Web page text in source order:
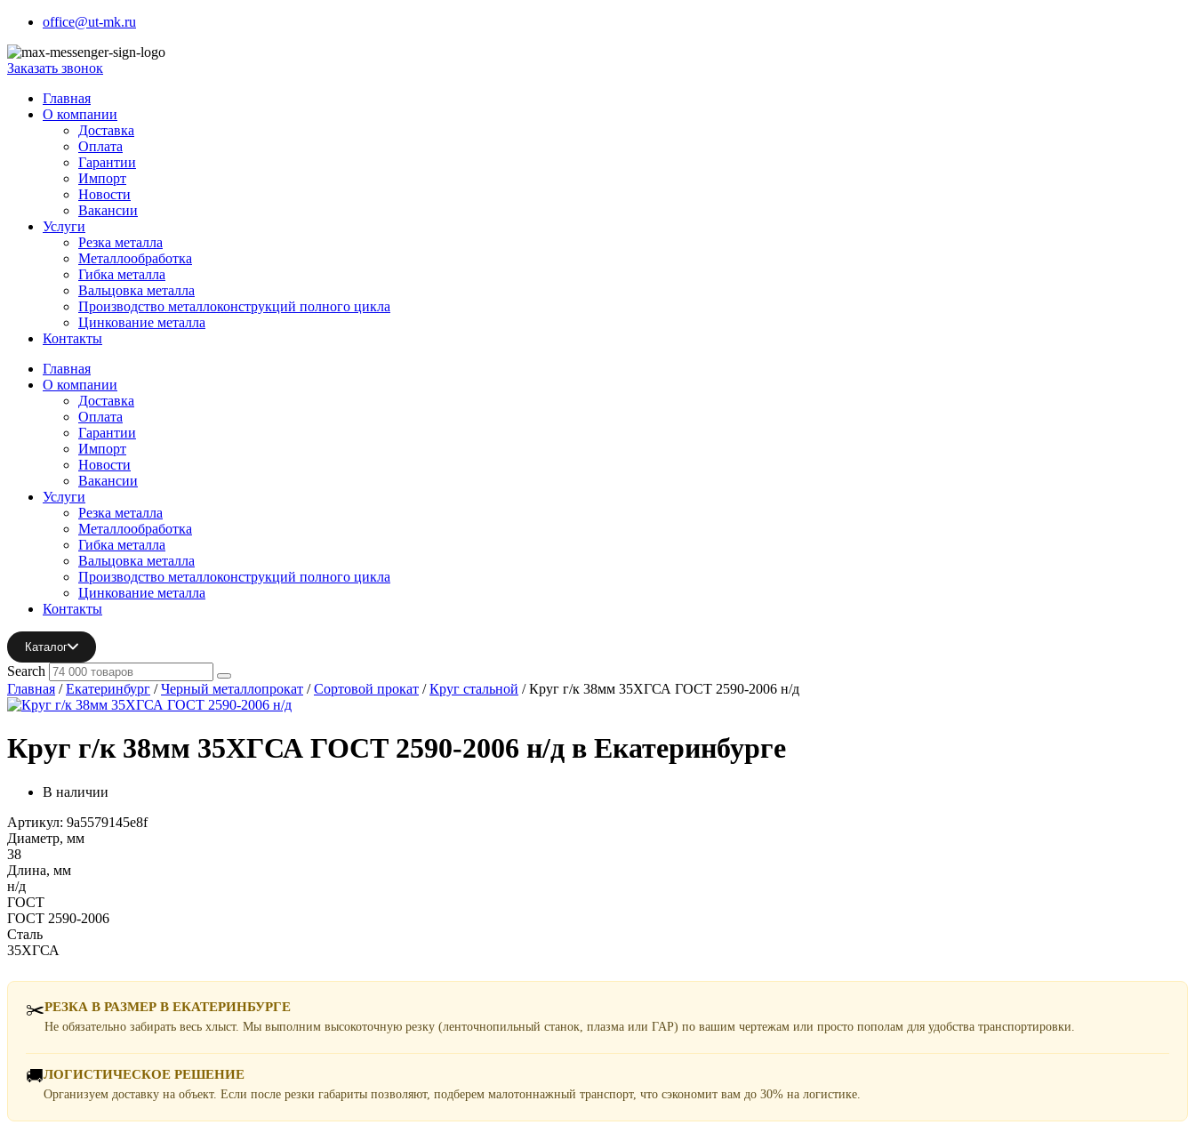
office@ut-mk.ru
Заказать звонок
Главная
О компании
Доставка
Оплата
Гарантии
Импорт
Новости
Вакансии
Услуги
Резка металла
Металлообработка
Гибка металла
Вальцовка металла
Производство металлоконструкций полного цикла
Цинкование металла
Контакты
Главная
О компании
Доставка
Оплата
Гарантии
Импорт
Новости
Вакансии
Услуги
Резка металла
Металлообработка
Гибка металла
Вальцовка металла
Производство металлоконструкций полного цикла
Цинкование металла
Контакты
Каталог
Search
Главная /Екатеринбург /Черный металлопрокат /Сортовой прокат /Круг стальной / Круг г/к 38мм 35ХГСА ГОСТ 2590-2006 н/д
Круг г/к 38мм 35ХГСА ГОСТ 2590-2006 н/д в Екатеринбурге
В наличии
Артикул: 9a5579145e8f
Диаметр, мм
38
Длина, мм
н/д
ГОСТ
ГОСТ 2590-2006
Сталь
35ХГСА
✂️РЕЗКА В РАЗМЕР В ЕКАТЕРИНБУРГЕ
Не обязательно забирать весь хлыст. Мы выполним высокоточную резку (ленточнопильный станок, плазма или ГАР) по вашим чертежам или просто пополам для удобства транспортировки.
🚚ЛОГИСТИЧЕСКОЕ РЕШЕНИЕ
Организуем доставку на объект. Если после резки габариты позволяют, подберем малотоннажный транспорт, что сэкономит вам до 30% на логистике.